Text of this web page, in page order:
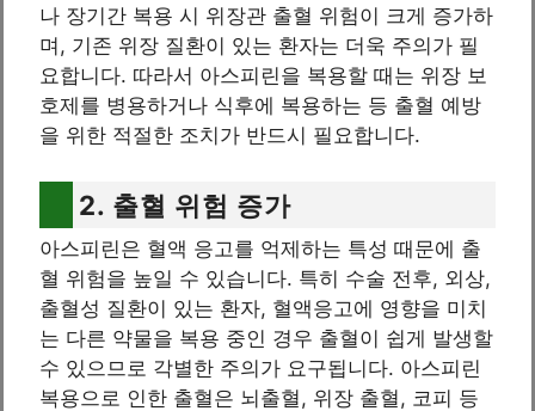
나 장기간 복용 시 위장관 출혈 위험이 크게 증가하
며, 기존 위장 질환이 있는 환자는 더욱 주의가 필
요합니다. 따라서 아스피린을 복용할 때는 위장 보
호제를 병용하거나 식후에 복용하는 등 출혈 예방
을 위한 적절한 조치가 반드시 필요합니다.
2. 출혈 위험 증가
아스피린은 혈액 응고를 억제하는 특성 때문에 출
혈 위험을 높일 수 있습니다. 특히 수술 전후, 외상,
출혈성 질환이 있는 환자, 혈액응고에 영향을 미치
는 다른 약물을 복용 중인 경우 출혈이 쉽게 발생할
수 있으므로 각별한 주의가 요구됩니다. 아스피린
복용으로 인한 출혈은 뇌출혈, 위장 출혈, 코피 등